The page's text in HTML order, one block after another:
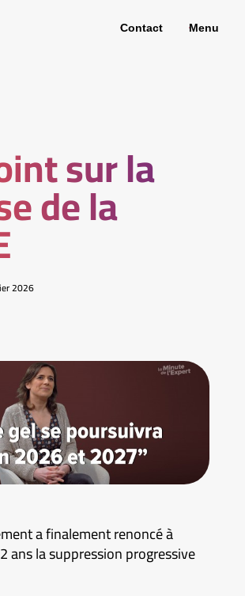
Contact Menu
sur la
de la
2026
a finalement renoncé à
ans la suppression progressive